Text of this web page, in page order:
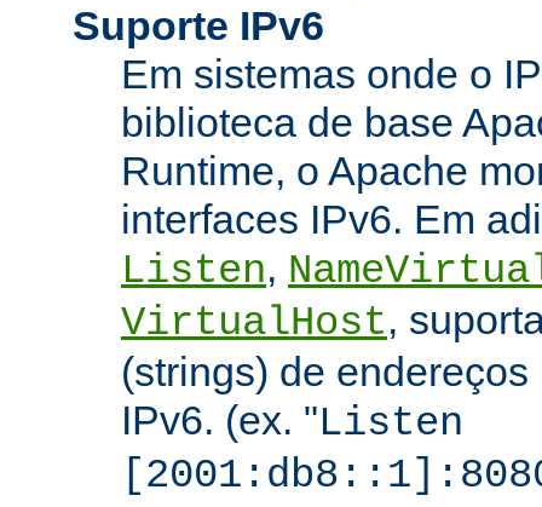
Suporte IPv6
Em sistemas onde o
biblioteca de base
Runtime, o Apache
interfaces IPv6. Em
Listen,
VirtualHost,
(strings) de
IPv6. (ex. "Listen